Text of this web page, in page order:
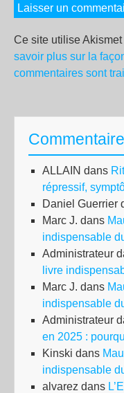
Ce site utilise
savoir plus sur la
commentaires sont
ALLAIN dans
répressif,
Daniel Guerrier
Marc J. dans
indispensable
Administrateur
livre
Marc J. dans
indispensable
Administrateur
en 2025 :
Kinski dans
indispensable
alvarez dans